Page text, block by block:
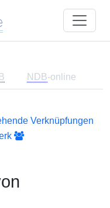
NDB-online
Verknüpfungen